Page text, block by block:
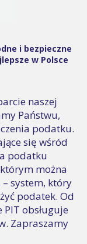
i bezpieczne
w Polsce
naszej
Państwu,
podatku.
się wśród
podatku
można
system, który
podatek. Od
obsługuje
Zapraszamy